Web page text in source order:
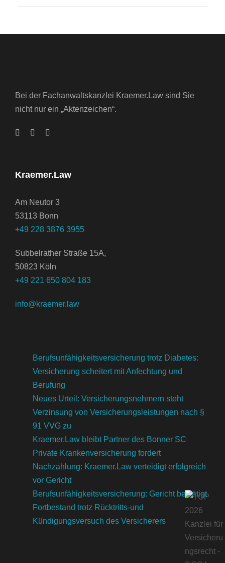
Bei der Fachanwaltskanzlei Kraemer.Law sind Sie
nicht nur ein „Aktenzeichen“.
Kraemer.Law
Am Neutor 3
53113 Bonn
+49 228 3876 3955
Subbelrather Straße 15A,
50823 Köln
+49 221 650 804 183
info@kraemer.law
Berufsunfähigkeitsversicherung trotz Diabetes:
Versicherung scheitert mit Anfechtung und
Berufung
Neues Urteil: Versicherungsnehmern steht
Verzinsung von Versicherungsleistungen nach §
91 VVG zu
Kraemer.Law bleibt Partner des Bonner SC
Private Krankenversicherung fordert
Nachzahlung: Kraemer.Law verteidigt erfolgreich
vor Gericht
Berufsunfähigkeitsversicherung: Gericht bestätigt
Fortbestand trotz Rücktritts-und
Kündigungsversuch des Versicherers